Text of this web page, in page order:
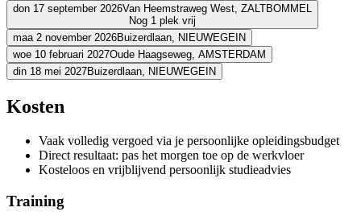
Je kent je eigen rol als teamcoach bij de teameffectiviteit en
Je weet hoe je eigenaarschap en zelfsturend vermogen kunt
Je lost conflicten op een constructieve manier op met het team
don 17 september 2026Van Heemstraweg West, ZALTBOMMEL
Nog 1 plek vrij
Adres
Schouten & NelissenVan Heemstraweg West
€ 4.190,74
Bekijk prijsopbouw
maa 2 november 2026Buizerdlaan, NIEUWEGEIN
Adres
Bekijk route
€ 4.190,74
Kies deze startdatum
woe 10 februari 2027Oude Haagseweg, AMSTERDAM
Adres
Mercure Hotel Amsterdam West
Prijs
Bekijk prijsopbouw
din 18 mei 2027Buizerdlaan, NIEUWEGEIN
Adres
Bekijk route
Prijs
€ 4.190,74
Kosten
Vaak volledig vergoed via je persoonlijke opleidingsbudget
Direct resultaat: pas het morgen toe op de werkvloer
Kosteloos en vrijblijvend persoonlijk studieadvies
Training